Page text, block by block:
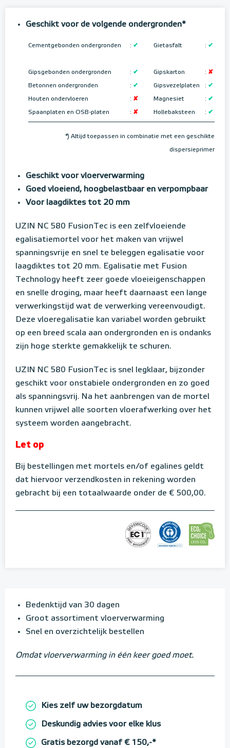
Geschikt voor de volgende ondergronden*
Cementgebonden ondergronden : ✔ Gietasfalt : ✔
Gipsgebonden ondergronden : ✔ Gipskarton : ✘
Betonnen ondergronden : ✔ Gipsvezelplaten : ✔
Houten ondervloeren : ✘ Magnesiet : ✔
Spaanplaten en OSB-platen : ✘ Hollebaksteen : ✔
*) Altijd toepassen in combinatie met een geschikte
dispersieprimer
Geschikt voor vloerverwarming
Goed vloeiend, hoogbelastbaar en verpompbaar
Voor laagdiktes tot 20 mm
UZIN NC 580 FusionTec is een zelfvloeiende
egalisatiemortel voor het maken van vrijwel
spanningsvrije en snel te beleggen egalisatie voor
laagdiktes tot 20 mm. Egalisatie met Fusion
Technology heeft zeer goede vloeieigenschappen
en snelle droging, maar heeft daarnaast een lange
verwerkingstijd wat de verwerking vereenvoudigt.
Deze vloeregalisatie kan variabel worden gebruikt
op een breed scala aan ondergronden en is ondanks
zijn hoge sterkte gemakkelijk te schuren.
UZIN NC 580 FusionTec is snel legklaar, bijzonder
geschikt voor onstabiele ondergronden en zo goed
als spanningsvrij. Na het aanbrengen van de mortel
kunnen vrijwel alle soorten vloerafwerking over het
systeem worden aangebracht.
Let op
Bij bestellingen met mortels en/of egalines geldt
dat hiervoor verzendkosten in rekening worden
gebracht bij een totaalwaarde onder de € 500,00.
Bedenktijd van 30 dagen
Groot assortiment vloerverwarming
Snel en overzichtelijk bestellen
Omdat vloerverwarming in één keer goed moet.
Kies zelf uw bezorgdatum
Deskundig advies voor elke klus
Gratis bezorgd vanaf € 150,-*